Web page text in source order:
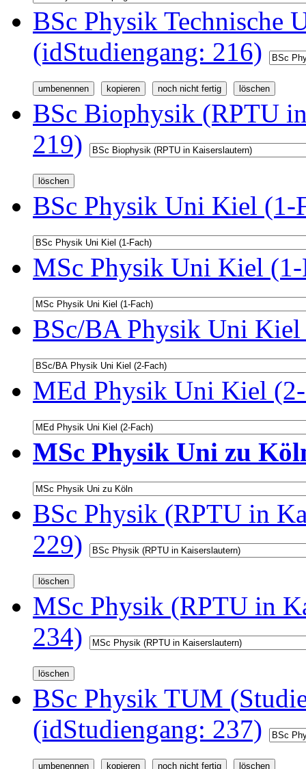
BSc Physik Technische
(idStudiengang: 216)
BSc Biophysik (RPTU
219)
BSc Physik Uni Kiel (1-
MSc Physik Uni Kiel
BSc/BA Physik Uni Kiel
MEd Physik Uni Kiel
MSc Physik Uni zu
BSc Physik (RPTU in
229)
MSc Physik (RPTU in
234)
BSc Physik TUM
(idStudiengang: 237)